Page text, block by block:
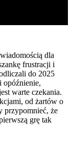
dla
frustracji i
do 2025
opóźnienie,
warte czekania.
od żartów o
przypomnieć, że
grę tak